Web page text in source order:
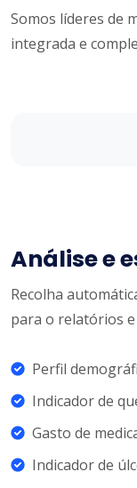
Somos líderes de
integrada e
Análise e
Recolha
para o relatórios
Perfil
Indicador de
Gasto de
Indicador de